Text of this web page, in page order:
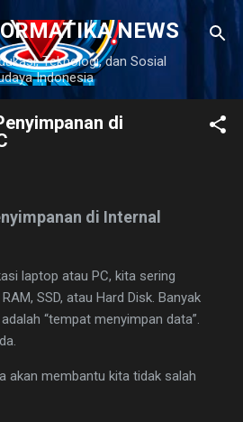
ke konten utamaNEWS
Teknologi, dan Sosial
Indonesia
di
di Internal
laptop atau PC, kita sering
SSD, atau Hard Disk. Banyak
“tempat menyimpan data”.
akan membantu kita tidak salah